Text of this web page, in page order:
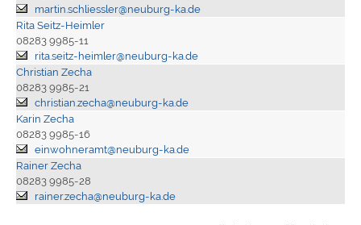
martin.schliessler@neuburg-ka.de
Rita Seitz-Heimler
08283 9985-11
rita.seitz-heimler@neuburg-ka.de
Christian Zecha
08283 9985-21
christian.zecha@neuburg-ka.de
Karin Zecha
08283 9985-16
einwohneramt@neuburg-ka.de
Rainer Zecha
08283 9985-28
rainer.zecha@neuburg-ka.de